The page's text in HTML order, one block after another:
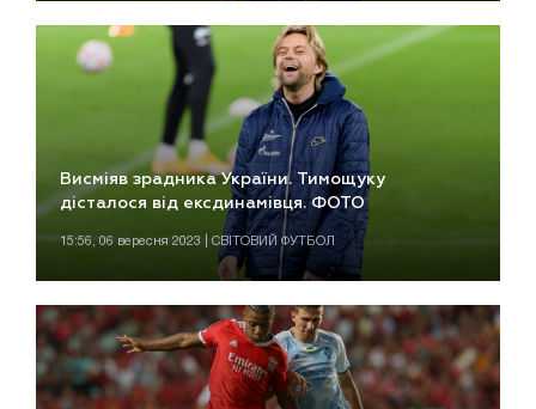
Висміяв зрадника України. Тимощуку
дісталося від ексдинамівця. ФОТО
15:56, 06 вересня 2023 | СВІТОВИЙ ФУТБОЛ